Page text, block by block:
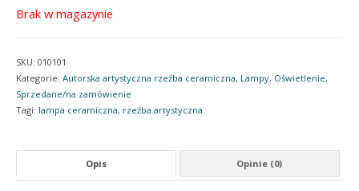
Brak w magazynie
SKU: 010101
Kategorie: Autorska artystyczna rzeźba ceramiczna, Lampy, Oświetlenie,
Sprzedane/na zamówienie
Tagi: lampa ceramiczna, rzeźba artystyczna
Opis Opinie (0)